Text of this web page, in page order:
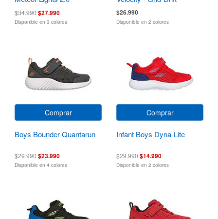
$34.990$27.990
Disponible en 3 colores
$26.990
Disponible en 2 colores
Comprar
Boys Bounder Quantarun
$29.990$23.990
Disponible en 4 colores
Comprar
Infant Boys Dyna-Lite
$29.990$14.990
Disponible en 2 colores